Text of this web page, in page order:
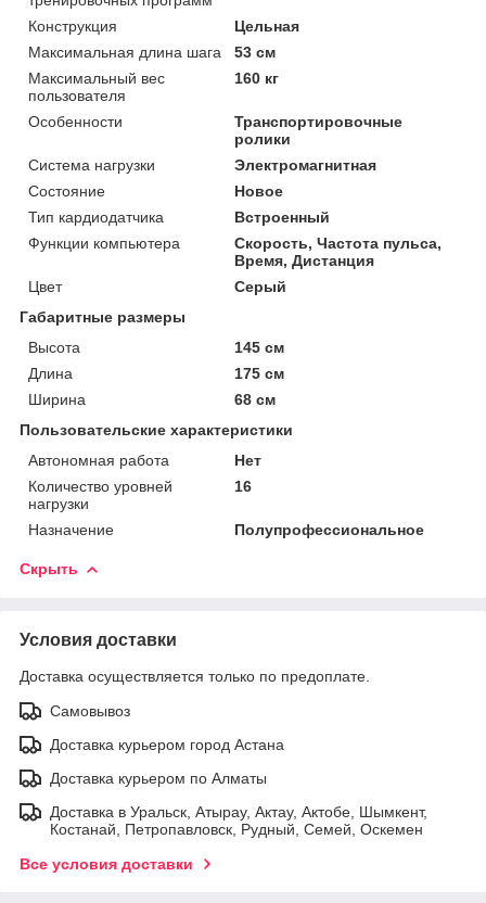
Конструкция
Цельная
Максимальная длина шага
53 см
Максимальный вес
пользователя
160 кг
Особенности
Транспортировочные
ролики
Система нагрузки
Электромагнитная
Состояние
Новое
Тип кардиодатчика
Встроенный
Функции компьютера
Скорость, Частота пульса,
Время, Дистанция
Цвет
Серый
Габаритные размеры
Высота
145 см
Длина
175 см
Ширина
68 см
Пользовательские характеристики
Автономная работа
Нет
Количество уровней
нагрузки
16
Назначение Полупрофессиональное
Скрыть
Условия доставки
Доставка осуществляется только по предоплате.
Самовывоз
Доставка курьером город Астана
Доставка курьером по Алматы
Доставка в Уральск, Атырау, Актау, Актобе, Шымкент,
Костанай, Петропавловск, Рудный, Семей, Оскемен
Все условия доставки